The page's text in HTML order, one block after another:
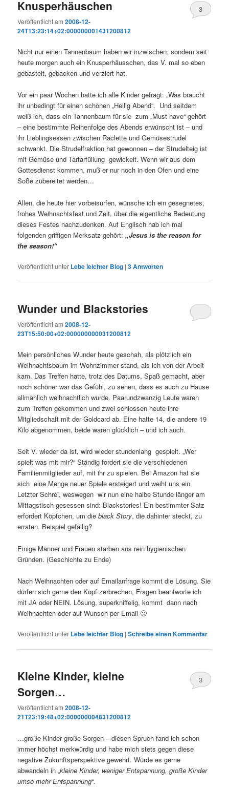
Knusperhäuschen
Veröffentlicht am2008-12-
24T13:23:14+02:000000001431200812
3
Nicht nur einen Tannenbaum haben wir inzwischen, sondern seit
heute morgen auch ein Knusperhäusschen, das V. mal so eben
gebastelt, gebacken und verziert hat.
Vor ein paar Wochen hatte ich alle Kinder gefragt: „Was braucht
ihr unbedingt für einen schönen „Heilig Abend“. Und seitdem
weiß ich, dass ein Tannenbaum für sie zum „Must have“ gehört
– eine bestimmte Reihenfolge des Abends erwünscht ist – und
ihr Lieblingsessen zwischen Raclette und Gemüsestrudel
schwankt. Die Strudelfraktion hat gewonnen – der Strudelteig ist
mit Gemüse und Tartarfüllung gewickelt. Wenn wir aus dem
Gottesdienst kommen, muß er nur noch in den Ofen und eine
Soße zubereitet werden…
Allen, die heute hier vorbeisurfen, wünsche ich ein gesegnetes,
frohes Weihnachtsfest und Zeit, über die eigentliche Bedeutung
dieses Festes nachzudenken. Auf Englisch hab ich mal
folgenden griffigen Merksatz gehört: „Jesus is the reason for
the season!“
Veröffentlicht unter Lebe leichter Blog |3Antworten
Wunder und Blackstories
Veröffentlicht am2008-12-
23T15:50:00+02:000000000031200812
Mein persönliches Wunder heute geschah, als plötzlich ein
Weihnachtsbaum im Wohnzimmer stand, als ich von der Arbeit
kam. Das Treffen hatte, trotz des Datums, Spaß gemacht, aber
noch schöner war das Gefühl, zu sehen, dass es auch zu Hause
allmählich weihnachtlich wurde. Paarundzwanzig Leute waren
zum Treffen gekommen und zwei schlossen heute ihre
Mitgliedschaft mit der Goldcard ab. Eine hatte 14, die andere 19
Kilo abgenommen, beide waren glücklich – und ich auch.
Seit V. wieder da ist, wird wieder stundenlang gespielt. „Wer
spielt was mit mir?“ Ständig fordert sie die verschiedenen
Familienmitglieder auf, mit ihr zu spielen. Bei Amazon hat sie
sich eine Menge neuer Spiele ersteigert und weiht uns ein.
Letzter Schrei, weswegen wir nun eine halbe Stunde länger am
Mittagstisch gesessen sind: Blackstories! Ein bestimmter Satz
erfordert Köpfchen, um dieblack Story, die dahinter steckt, zu
erraten. Beispiel gefällig?
Einige Männer und Frauen starben aus rein hygienischen
Gründen. (Geschichte zu Ende)
Nach Weihnachten oder auf Emailanfrage kommt die Lösung. Sie
dürfen sich gerne den Kopf zerbrechen, Fragen beantworte ich
mit JA oder NEIN. Lösung, superkniffelig, kommt dann nach
Weihnachten oder auf Wunsch per Email 🙂
Veröffentlicht unter Lebe leichter Blog |Schreibe einen Kommentar
Kleine Kinder, kleine
Sorgen…
Veröffentlicht am2008-12-
21T23:19:48+02:000000004831200812
3
…große Kinder große Sorgen – diesen Spruch fand ich schon
immer höchst merkwürdig und habe mich stets gegen diese
negative Zukunftsperspektive gewehrt. Würde es gerne
abwandeln in „kleine Kinder, weniger Entspannung, große Kinder
umso mehr Entspannung“.